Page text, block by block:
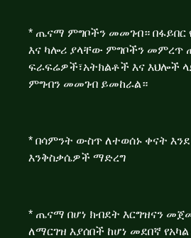
* ጤናማ ምግቦችን መመገብ። በፋይበር
እና ካሎሪ ያላቸው ምግቦችን መምረጥ
ፍራፍሬዎች፣አትክልቶች እና እህሎች
ምግብን መመገብ ይመከራል።
* በሳምንት ውስጥ ለተወሰኑ ቀናት
እንቅስቃሴዎች ማድረግ
* ጤናማ በሆነ ክብደት እርግዝናን
ለማርገዝ እያሰበች ከሆነ መደበኛ